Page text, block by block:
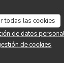
todas las cookies
de datos
de cookies
Menú:5/5 Calidad /